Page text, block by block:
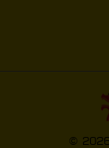
© 2026